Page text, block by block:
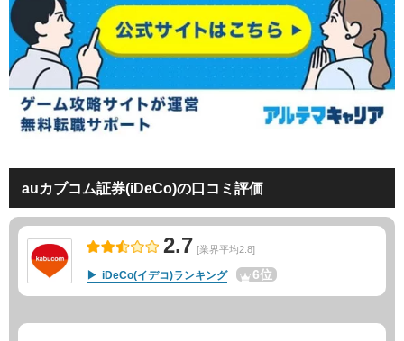
auカブコム証券(iDeCo)の口コミ評価
2.7 [業界平均2.8]
iDeCo(イデコ)ランキング 6位